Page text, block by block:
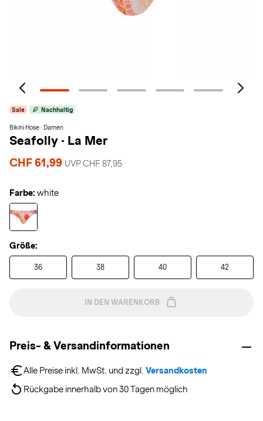
Sale Nachhaltig
Bikini Hose · Damen
Seafolly · La Mer
CHF 61,99 UVP CHF 87,95
Farbe: white
Größe:
36 38 40 42
IN DEN WARENKORB
Preis- & Versandinformationen
Alle Preise inkl. MwSt. und zzgl. Versandkosten
Rückgabe innerhalb von 30 Tagen möglich